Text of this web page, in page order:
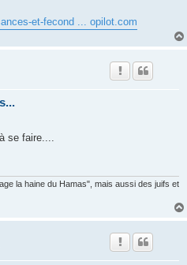
et-fecond ... opilot.com
se faire....
la haine du Hamas", mais aussi des juifs et